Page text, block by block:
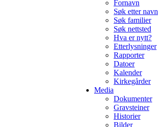
Fornavn
Søk etter navn
Søk familier
Søk nettsted
Hva er nytt?
Etterlysninger
Rapporter
Datoer
Kalender
Kirkegårder
Media
Dokumenter
Gravsteiner
Historier
Bilder